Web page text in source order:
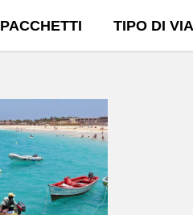
PACCHETTI TIPO DI